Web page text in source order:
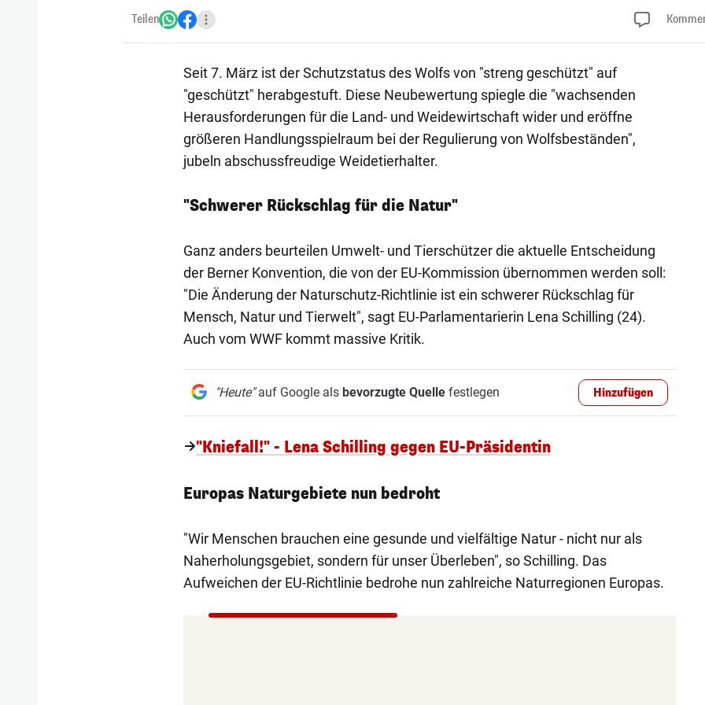
Teilen
Seit 7. März ist der Schutzstatus des Wolfs von "streng geschützt" auf
"geschützt" herabgestuft. Diese Neubewertung spiegle die "wachsenden
Herausforderungen für die Land- und Weidewirtschaft wider und eröffne
größeren Handlungsspielraum bei der Regulierung von Wolfsbeständen",
jubeln abschussfreudige Weidetierhalter.
"Schwerer Rückschlag für die Natur"
Ganz anders beurteilen Umwelt- und Tierschützer die aktuelle Entscheidung
der Berner Konvention, die von der EU-Kommission übernommen werden soll:
"Die Änderung der Naturschutz-Richtlinie ist ein schwerer Rückschlag für
Mensch, Natur und Tierwelt", sagt EU-Parlamentarierin Lena Schilling (24).
Auch vom WWF kommt massive Kritik.
"Heute"auf Google als bevorzugte Quellefestlegen Hinzufügen
"Kniefall!" - Lena Schilling gegen EU-Präsidentin
Europas Naturgebiete nun bedroht
"Wir Menschen brauchen eine gesunde und vielfältige Natur - nicht nur als
Naherholungsgebiet, sondern für unser Überleben", so Schilling. Das
Aufweichen der EU-Richtlinie bedrohe nun zahlreiche Naturregionen Europas.